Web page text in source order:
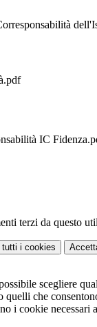
IC
terzi da questo
tutti i cookies
scegliere
quelli che
i cookie necessari